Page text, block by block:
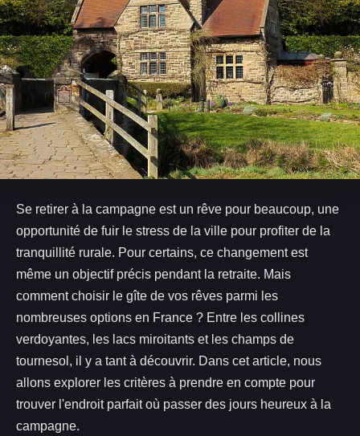
Se retirer à la campagne est un rêve pour beaucoup, une
opportunité de fuir le stress de la ville pour profiter de la
tranquillité rurale. Pour certains, ce changement est
même un objectif précis pendant la retraite. Mais
comment choisir le gîte de vos rêves parmi les
nombreuses options en France ? Entre les collines
verdoyantes, les lacs miroitants et les champs de
tournesol, il y a tant à découvrir. Dans cet article, nous
allons explorer les critères à prendre en compte pour
trouver l'endroit parfait où passer des jours heureux à la
campagne.